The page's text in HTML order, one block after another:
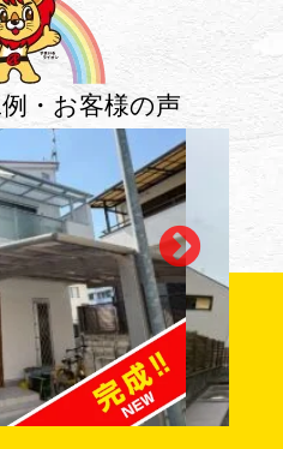
・お客様の声